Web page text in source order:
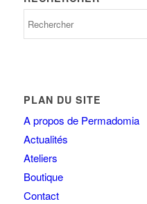
PLAN DU SITE
A propos de Permadomia
Actualités
Ateliers
Boutique
Contact